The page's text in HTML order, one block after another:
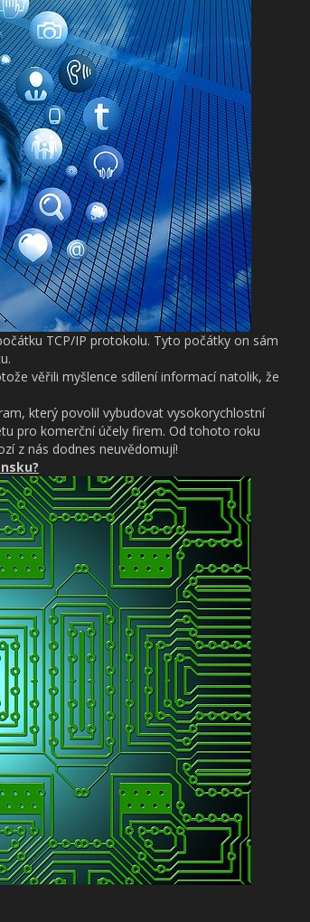
TCP/IP protokolu. Tyto počátky on sám
věřili myšlence sdílení informací natolik, že
který povolil vybudovat vysokorychlostní
pro komerční účely firem. Od tohoto roku
z nás dodnes neuvědomují!